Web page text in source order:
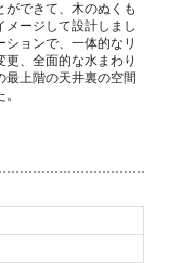
ができて、木のぬくも
メージして設計しまし
ョンで、一体的なリ
、全面的な水まわり
最上階の天井裏の空間